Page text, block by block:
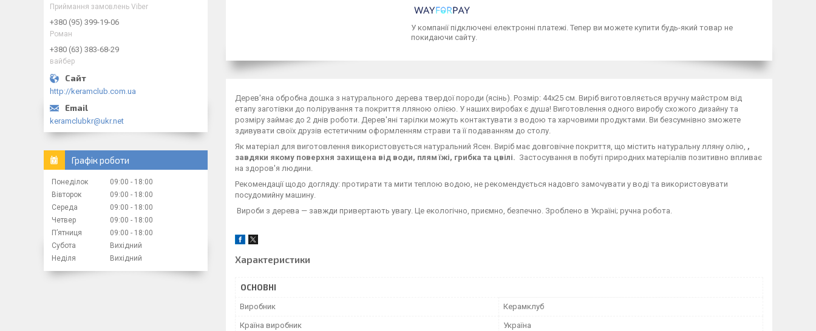
У компанії підключені електронні платежі. Тепер ви можете купити будь-який товар не
покидаючи сайту.
Дерев'яна обробна дошка з натурального дерева твердої породи (ясінь). Розмір: 44х25 см. Виріб виготовляється вручну майстром від
етапу заготівки до полірування та покриття лляною олією. У наших виробах є душа! Виготовлення одного виробу схожого дизайну та
розміру займає до 2 днів роботи. Дерев'яні тарілки можуть контактувати з водою та харчовими продуктами. Ви безсумнівно зможете
здивувати своїх друзів естетичним оформленням страви та її подаванням до столу.
Як матеріал для виготовлення використовується натуральний Ясен. Виріб має довговічне покриття, що містить натуральну лляну олію, ,
завдяки якому поверхня захищена від води, плям їжі, грибка та цвілі. Застосування в побуті природних матеріалів позитивно впливає
на здоров'я людини.
Рекомендації щодо догляду: протирати та мити теплою водою, не рекомендується надовго замочувати у воді та використовувати
посудомийну машину.
Вироби з дерева — завжди привертають увагу. Це екологічно, приємно, безпечно. Зроблено в Україні; ручна робота.
Характеристики
ОСНОВНІ
Виробник Керамклуб
Країна виробник Україна
Приймання замовлень Viber
+380 (95) 399-19-06
Роман
+380 (63) 383-68-29
вайбер
http://keramclub.com.ua
keramclubkr@ukr.net
Графік роботи
Понеділок 09:00
18:00
Вівторок
09:00
18:00
Середа
09:00
18:00
Четвер
09:00
18:00
Пʼятниця
09:00
18:00
Субота
Вихідний
Неділя
Вихідний